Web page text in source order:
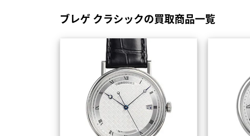
ブレゲ クラシックの買取商品一覧